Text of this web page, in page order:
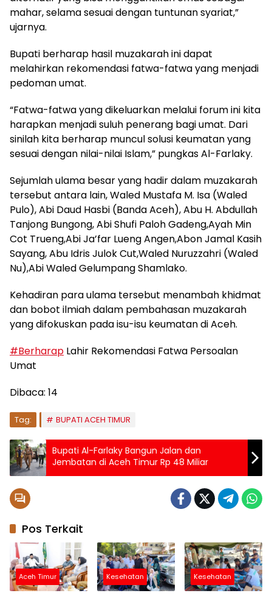
mahar, selama sesuai dengan tuntunan syariat,”
ujarnya.
Bupati berharap hasil muzakarah ini dapat
melahirkan rekomendasi fatwa-fatwa yang menjadi
pedoman umat.
“Fatwa-fatwa yang dikeluarkan melalui forum ini kita
harapkan menjadi suluh penerang bagi umat. Dari
sinilah kita berharap muncul solusi keumatan yang
sesuai dengan nilai-nilai Islam,” pungkas Al-Farlaky.
Sejumlah ulama besar yang hadir dalam muzakarah
tersebut antara lain, Waled Mustafa M. Isa (Waled
Pulo), Abi Daud Hasbi (Banda Aceh), Abu H. Abdullah
Tanjong Bungong, Abi Shufi Paloh Gadeng,Ayah Min
Cot Trueng,Abi Ja’far Lueng Angen,Abon Jamal Kasih
Sayang, Abu Idris Julok Cut,Waled Nuruzzahri (Waled
Nu),Abi Waled Gelumpang Shamlako.
Kehadiran para ulama tersebut menambah khidmat
dan bobot ilmiah dalam pembahasan muzakarah
yang difokuskan pada isu-isu keumatan di Aceh.
#Berharap Lahir Rekomendasi Fatwa Persoalan
Umat
Dibaca: 14
Tag: BUPATI ACEH TIMUR
Bupati Al-Farlaky Bangun Jalan dan
Jembatan di Aceh Timur Rp 48 Miliar
Pos Terkait
Aceh Timur Kesehatan Kesehatan